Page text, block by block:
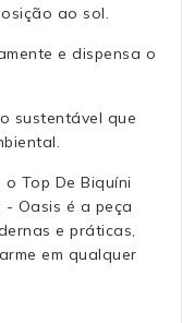
ao sol.
e dispensa o
sustentável que
Top De Biquíni
- Oasis é a peça
e práticas,
em qualquer